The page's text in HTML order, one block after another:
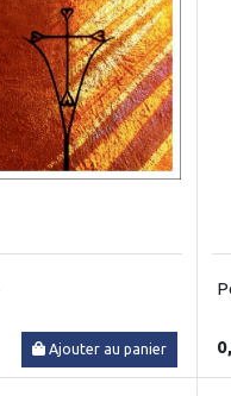
Ajouter au panier